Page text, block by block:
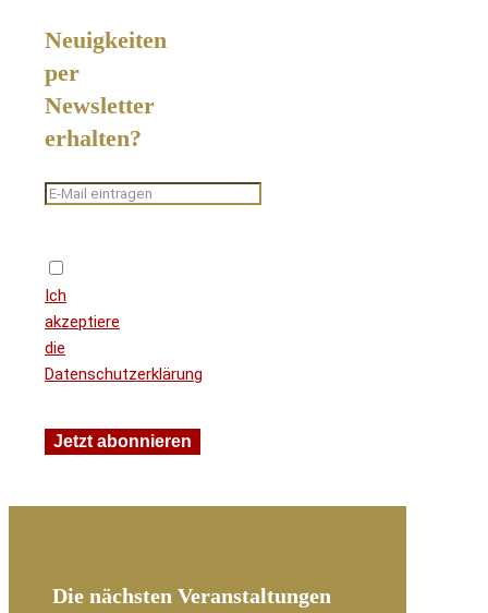
Neuigkeiten
per
Newsletter
erhalten?
Ich
akzeptiere
die
Datenschutzerklärung
Die nächsten Veranstaltungen